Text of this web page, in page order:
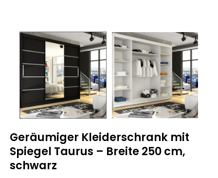
Geräumiger Kleiderschrank mit
Spiegel Taurus – Breite 250 cm,
schwarz